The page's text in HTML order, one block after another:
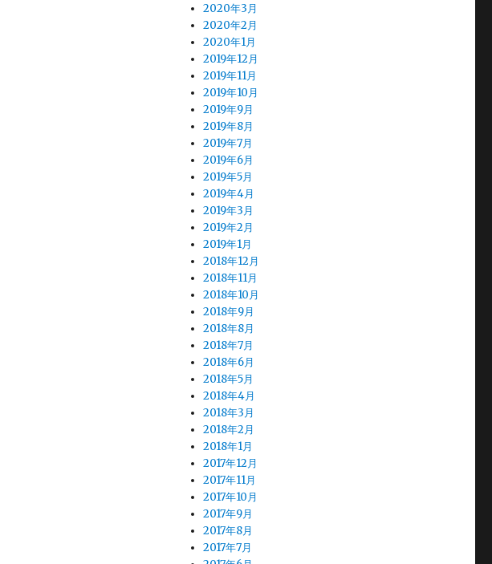
2020年3月
2020年2月
2020年1月
2019年12月
2019年11月
2019年10月
2019年9月
2019年8月
2019年7月
2019年6月
2019年5月
2019年4月
2019年3月
2019年2月
2019年1月
2018年12月
2018年11月
2018年10月
2018年9月
2018年8月
2018年7月
2018年6月
2018年5月
2018年4月
2018年3月
2018年2月
2018年1月
2017年12月
2017年11月
2017年10月
2017年9月
2017年8月
2017年7月